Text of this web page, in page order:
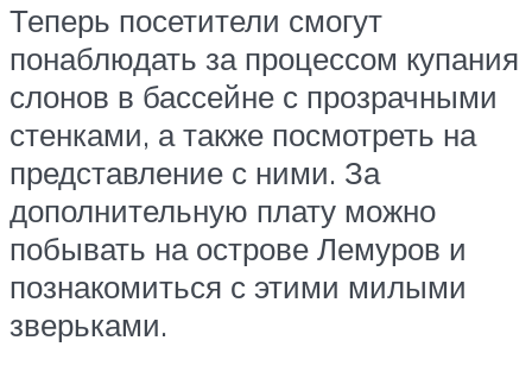
Теперь посетители смогут
понаблюдать за процессом купания
слонов в бассейне с прозрачными
стенками, а также посмотреть на
представление с ними. За
дополнительную плату можно
побывать на острове Лемуров и
познакомиться с этими милыми
зверьками.